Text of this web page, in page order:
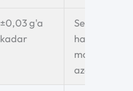
±0,03 g'a
kadar
Sektör lideri
hassasiyet,
madde
azaltır